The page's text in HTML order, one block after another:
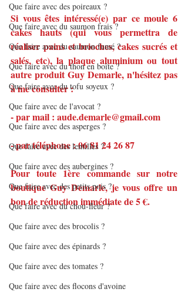
Que faire avec des poireaux ?
Que faire avec du saumon frais ?
Que faire avec du saumon fumé ?
Que faire avec du thon en boîte ?
Que faire avec du tofu soyeux ?
Que faire avec de l'avocat ?
Que faire avec des asperges ?
Que faire avec des lentilles ?
Que faire avec des aubergines ?
Que faire avec des petits pois ?
Que faire avec du chou-fleur ?
Que faire avec des brocolis ?
Que faire avec des épinards ?
Que faire avec des tomates ?
Que faire avec des flocons d'avoine
Si vous êtes intéressé(e) par ce moule 6
cakes hauts (qui vous permettra de
réaliser pains et brioches, cakes sucrés et
salés, etc), la plaque aluminium ou tout
autre produit Guy Demarle, n'hésitez pas
à me consulter :
- par mail : aude.demarle@gmail.com
- par téléphone : 06 81 24 26 87
Pour toute 1ère commande sur notre
boutique Guy Demarle, je vous offre un
bon de réduction immédiate de 5 €.